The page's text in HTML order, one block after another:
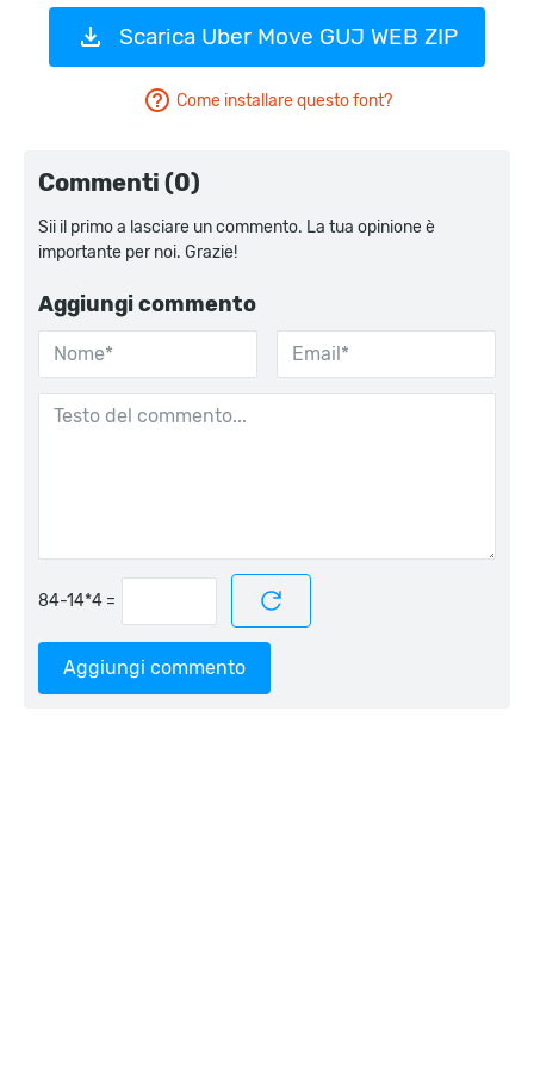
Scarica Uber Move GUJ WEB ZIP
Come installare questo font?
Commenti (0)
Sii il primo a lasciare un commento. La tua opinione è
importante per noi. Grazie!
Aggiungi commento
=
Aggiungi commento